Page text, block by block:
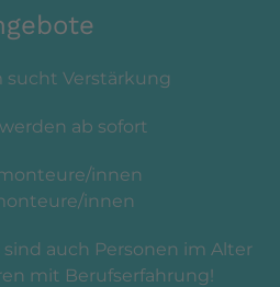
sucht Verstärkung
ab sofort
innen
innen
auch Personen im Alter
mit Berufserfahrung!